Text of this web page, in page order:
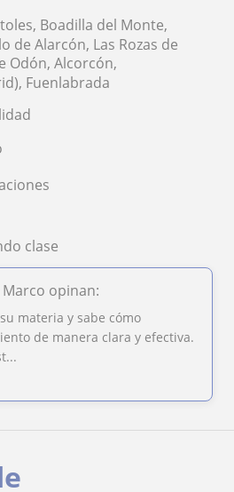
Boadilla del Monte,
de Alarcón, Las Rozas de
Odón, Alcorcón,
Fuenlabrada
clase
opinan:
materia y sabe cómo
de manera clara y efectiva.